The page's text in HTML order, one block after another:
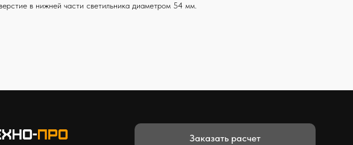
в нижней части светильника диаметром 54 мм.
Заказать расчет